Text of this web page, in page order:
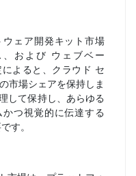
ェア開発キット市場
および ウェブベー
よると、クラウド セ
市場シェアを保持しま
して保持し、あらゆる
つ視覚的に伝達する
す。